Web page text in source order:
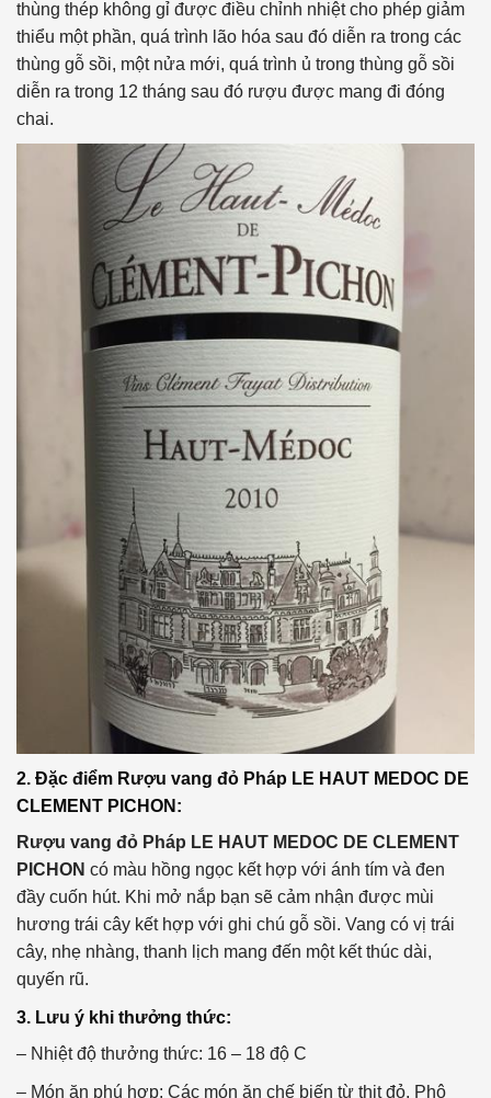
thùng thép không gỉ được điều chỉnh nhiệt cho phép giảm
thiểu một phần, quá trình lão hóa sau đó diễn ra trong các
thùng gỗ sồi, một nửa mới, quá trình ủ trong thùng gỗ sồi
diễn ra trong 12 tháng sau đó rượu được mang đi đóng
chai.
2. Đặc điểm Rượu vang đỏ Pháp LE HAUT MEDOC DE
CLEMENT PICHON:
Rượu vang đỏ Pháp LE HAUT MEDOC DE CLEMENT
PICHON có màu hồng ngọc kết hợp với ánh tím và đen
đầy cuốn hút. Khi mở nắp bạn sẽ cảm nhận được mùi
hương trái cây kết hợp với ghi chú gỗ sồi. Vang có vị trái
cây, nhẹ nhàng, thanh lịch mang đến một kết thúc dài,
quyến rũ.
3. Lưu ý khi thưởng thức:
– Nhiệt độ thưởng thức: 16 – 18 độ C
– Món ăn phú hợp: Các món ăn chế biến từ thịt đỏ, Phô